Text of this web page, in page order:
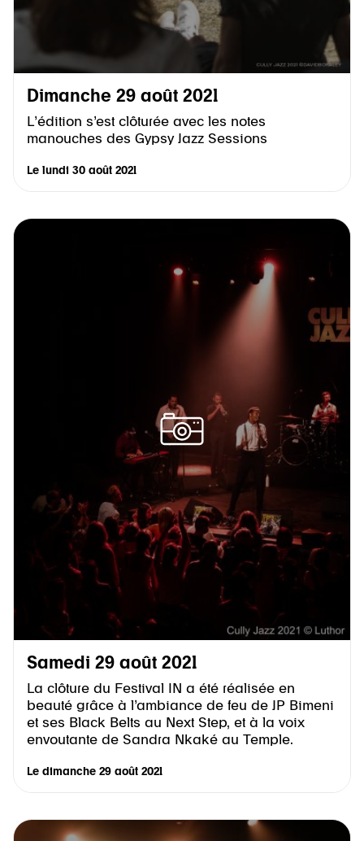
Dimanche 29 août 2021
L’édition s’est clôturée avec les notes
manouches des Gypsy Jazz Sessions
Le lundi 30 août 2021
Samedi 29 août 2021
La clôture du Festival IN a été réalisée en
beauté grâce à l’ambiance de feu de JP Bimeni
et ses Black Belts au Next Step, et à la voix
envoutante de Sandra Nkaké au Temple.
Le dimanche 29 août 2021